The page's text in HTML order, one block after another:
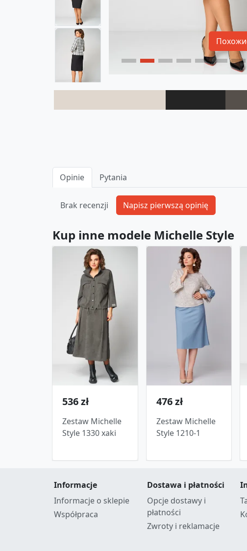
Opinie Pytania
Brak recenzji
Kup inne modele Michelle Style
536 zł
Zestaw Michelle
Style 1330 xaki
476 zł
Zestaw Michelle
Style 1210-1
Informacje
Informacje o sklepie
Współpraca
Dostawa i płatności
Opcje dostawy i
płatności
Zwroty i reklamacje